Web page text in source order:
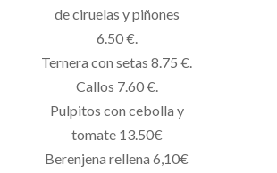
de ciruelas y piñones
6.50 €.
Ternera con setas 8.75 €.
Callos 7.60 €.
Pulpitos con cebolla y
tomate 13.50€
Berenjena rellena 6,10€